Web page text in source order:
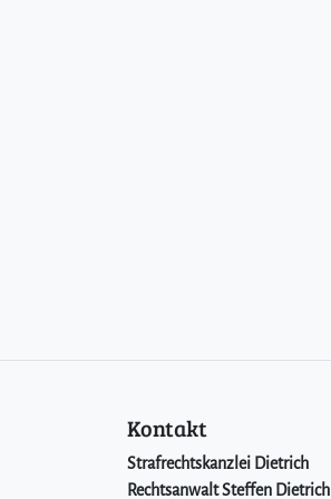
Kontakt
Strafrechtskanzlei Dietrich
Rechtsanwalt Steffen Dietrich